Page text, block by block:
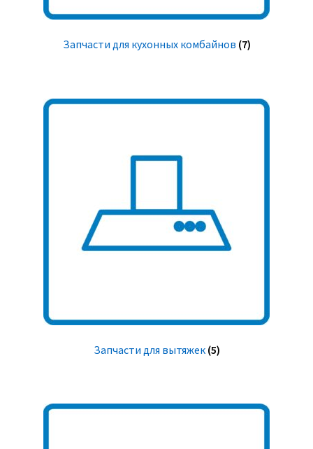
Запчасти для кухонных комбайнов (7)
Запчасти для вытяжек (5)